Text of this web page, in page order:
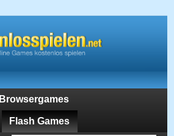
Browsergames
Flash Games